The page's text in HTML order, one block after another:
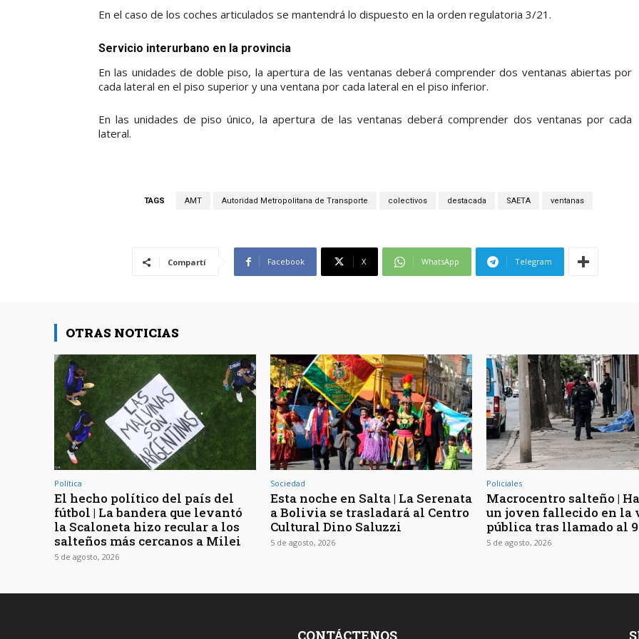
En el caso de los coches articulados se mantendrá lo dispuesto en la orden regulatoria 3/21.
Servicio interurbano en la provincia
En las unidades de doble piso, la apertura de las ventanas deberá comprender dos ventanas abiertas por
cada lateral en el piso superior y una ventana por cada lateral en el piso inferior.
En las unidades de piso único, la apertura de las ventanas deberá comprender dos ventanas por cada
lateral.
TAGS AMT Autoridad Metropolitana de Transporte colectivos destacada SAETA ventanas
Compartí Facebook X WhatsApp Telegram
OTRAS NOTICIAS
Política
El hecho político del país del
fútbol | La bandera que levantó
la Scaloneta hizo recular a los
salteños más cercanos a Milei
5 de agosto, 2026
Sociedad
Esta noche en Salta | La Serenata
a Bolivia se trasladará al Centro
Cultural Dino Saluzzi
5 de agosto, 2026
Policiales
Macrocentro salteño |
un joven fallecido en la
pública tras llamado al
5 de agosto, 2026
CONTÁCTENOS